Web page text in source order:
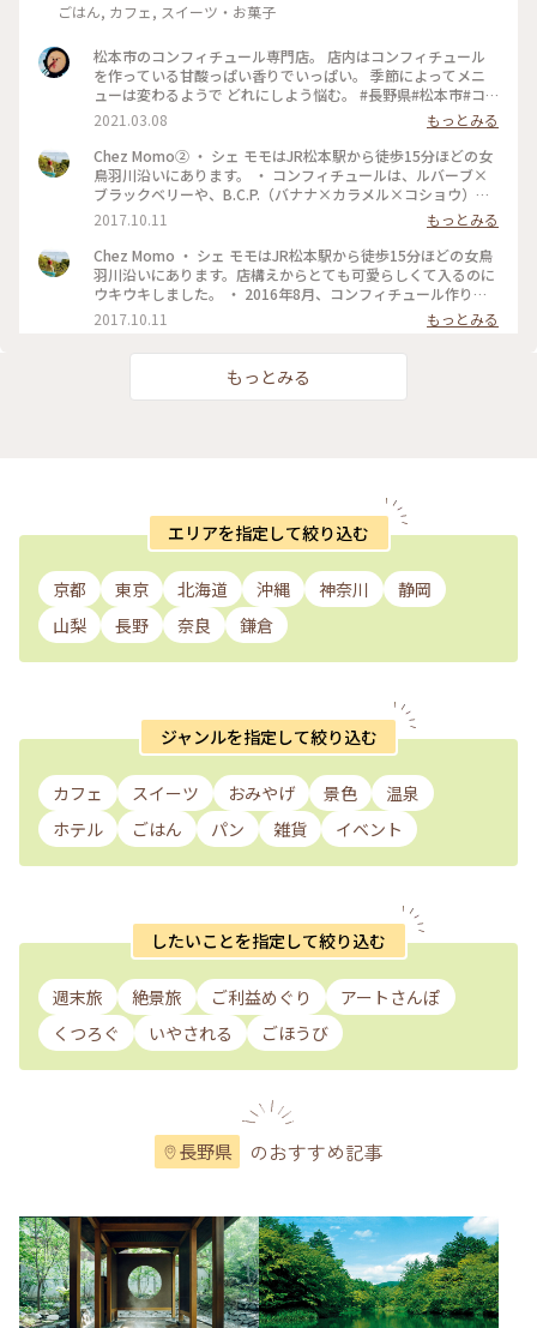
ごはん, カフェ, スイーツ・お菓子
松本市のコンフィチュール専門店。 店内はコンフィチュール
を作っている甘酸っぱい香りでいっぱい。 季節によってメニ
ューは変わるようで どれにしよう悩む。 #長野県#松本市#コ
ンフィチュール専門店#Chez Momo#バナナとイチゴ#レモン
とカシス
2021.03.08
もっとみる
Chez Momo② ・ シェ モモはJR松本駅から徒歩15分ほどの女
鳥羽川沿いにあります。 ・ コンフィチュールは、ルバーブ×
ブラックベリーや、B.C.P.（バナナ×カラメル×コショウ）、
りんごやぶどうのジュレなどたくさんあります。 ここのジャム
は旬の果実を贅沢に使用しており無添加で、フルーツとフルー
ツを組み合わせたものであったり、スパイスを使ったりしてお
られるので、他のジャム屋さんではみられないような商品がた
くさん。 季節によって、いろいろ変わるので、行くごとにどん
なジャムがあるのか楽しみになります。 ・ 私が購入したのは
写真一番上のBCP(小瓶)とフルーツパウンドケーキの2つ。
フルーツパウンドケーキはフルーツもりもりのパウンドケー
キ。スパイスも少しきいた、他では食べたことがない味のパウ
ンドケーキ❤️美味しかったです(^^) ・ 写真真ん中の段の右の
2017.10.11
もっとみる
Chez Momo ・ シェ モモはJR松本駅から徒歩15分ほどの女鳥
羽川沿いにあります。店構えからとても可愛らしくて入るのに
ウキウキしました。 ・ 2016年8月、コンフィチュール作りを
もう少し熱心に行いたいと言う事と以前から作っていた砂糖菓
子、焼き菓子をより多く製造するためにカフェはなくされ、現
在コンフィチュールと焼き菓子の販売のみされているようで
す。コンフチュールはネットでお取り寄せ可能です。 ・ コン
フィチュールは、ルバーブ×ブラックベリーや、B.C.P.（バナ
ろ変わるので、行くごとにどんなジャムがあるのか楽しみにな
ります。 ・ そして、ジャムは全て試食可能。試食したい種類
を伝えると丁寧に小皿にとってくださり、お水も飲めるように
んな味なんだろう？と食べてみると、ルバーブはほのかにスパ
イシー感。BCPはバナナカラメルがマッチしておいしー✨そし
て少し遅れてコショウがほんのりピリッとくる感じ✨ うううう
まー❤️ ・ 私はこのBCPとパウンドケーキを買って帰りまし
た。 ジャムは軽井沢で買うつもりでいたけれど、どうしてもこ
って帰るには荷物が重くなるから魅力的でした。 ただ、美味
しすぎて、小瓶ではすぐなくなってしまったので、もっと食べ
たかったです.°(ಗдಗ。)°. ・ このお店は先日投稿したヒカリヤ
ヒガシさんから徒歩2.3分と近いかったです。ナワテ通り商店
街もほど近いので観光の際寄っておみやげ買われるならオスス
メです(^^) ・ #シェモモ #コンフチュール #長野県 #ことりっ
ぷ長野 #松本 #おみやげ #かわいい #電車旅 #からちゃんオスス
メ旅長野
2017.10.11 もっとみる
もっとみる
エリアを指定して絞り込む
京都 東京 北海道 沖縄 神奈川
静岡
山梨
長野 奈良 鎌倉
ジャンルを指定して絞り込む
カフェ スイーツ おみやげ 景色
温泉
ホテル
ごはん パン 雑貨 イベント
したいことを指定して絞り込む
週末旅 絶景旅 ご利益めぐり
アートさんぽ
くつろぐ
いやされる ごほうび
長野県 のおすすめ記事